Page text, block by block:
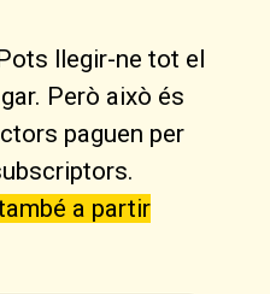
llegir-ne tot el
Però això és
paguen per
a partir